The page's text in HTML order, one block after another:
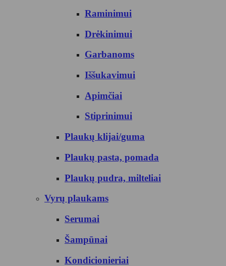
Raminimui
Drėkinimui
Garbanoms
Iššukavimui
Apimčiai
Stiprinimui
Plaukų klijai/guma
Plaukų pasta, pomada
Plaukų pudra, milteliai
Vyrų plaukams
Serumai
Šampūnai
Kondicionieriai